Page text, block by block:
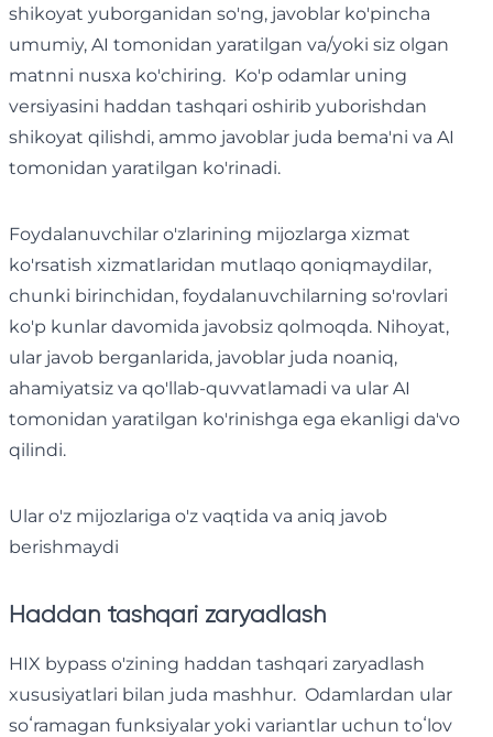
shikoyat yuborganidan so'ng, javoblar ko'pincha
umumiy, AI tomonidan yaratilgan va/yoki siz olgan
matnni nusxa ko'chiring. Ko'p odamlar uning
versiyasini haddan tashqari oshirib yuborishdan
shikoyat qilishdi, ammo javoblar juda bema'ni va AI
tomonidan yaratilgan ko'rinadi.
Foydalanuvchilar o'zlarining mijozlarga xizmat
ko'rsatish xizmatlaridan mutlaqo qoniqmaydilar,
chunki birinchidan, foydalanuvchilarning so'rovlari
ko'p kunlar davomida javobsiz qolmoqda. Nihoyat,
ular javob berganlarida, javoblar juda noaniq,
ahamiyatsiz va qo'llab-quvvatlamadi va ular AI
tomonidan yaratilgan ko'rinishga ega ekanligi da'vo
qilindi.
Ular o'z mijozlariga o'z vaqtida va aniq javob
berishmaydi
Haddan tashqari zaryadlash
HIX bypass o'zining haddan tashqari zaryadlash
xususiyatlari bilan juda mashhur. Odamlardan ular
soʻramagan funksiyalar yoki variantlar uchun toʻlov